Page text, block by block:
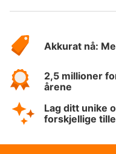
Hotelspecials
Akkurat nå:
2,5 millioner
årene
Lag ditt unike
forskjellige